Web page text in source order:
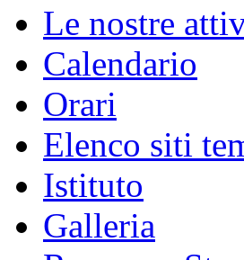
Le nostre
Calendario
Orari
Elenco siti
Istituto
Galleria